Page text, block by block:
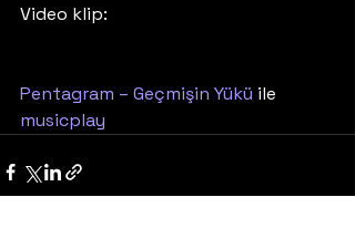
Video klip:
Pentagram – Geçmişin Yükü ile
musicplay